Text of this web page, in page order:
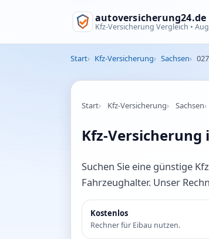
autoversicherung24.de
Kfz-Versicherung Vergleich •
Start Kfz-Versicherung Sachsen
Start Kfz-Versicherung Sachsen
Kfz-Versicherung
Suchen Sie eine günstige
Fahrzeughalter. Unser
Kostenlos
Rechner für Eibau nutzen.